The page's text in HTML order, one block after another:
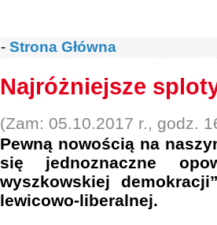
- Strona Główna
Najróżniejsze
(Zam: 05.10.2017 r., godz.
Pewną nowością na
się jednoznaczne
wyszkowskiej
lewicowo-liberalnej.